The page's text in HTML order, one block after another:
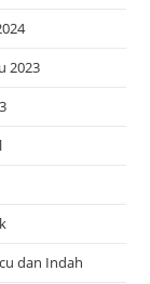
2023
dan Indah